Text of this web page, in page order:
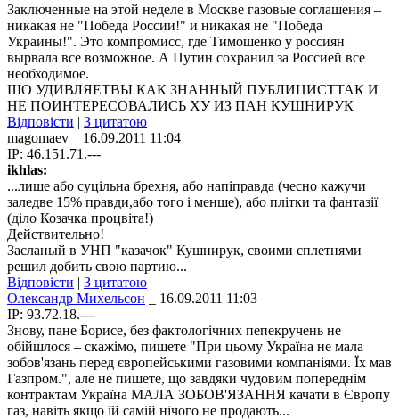
Заключенные на этой неделе в Москве газовые соглашения –
никакая не "Победа России!" и никакая не "Победа
Украины!". Это компромисс, где Тимошенко у россиян
вырвала все возможное. А Путин сохранил за Россией все
необходимое.
ШО УДИВЛЯЕТВЫ КАК ЗНАННЫЙ ПУБЛИЦИСТТАК И
НЕ ПОИНТЕРЕСОВАЛИСЬ ХУ ИЗ ПАН КУШНИРУК
Відповісти | З цитатою
magomaev _ 16.09.2011 11:04
IP: 46.151.71.---
ikhlas:
...лише або суцільна брехня, або напіправда (чесно кажучи
заледве 15% правди,або того і менше), або плітки та фантазії
(діло Козачка процвіта!)
Действительно!
Засланый в УНП "казачок" Кушнирук, своими сплетнями
решил добить свою партию...
Відповісти | З цитатою
Олександр Михельсон _ 16.09.2011 11:03
IP: 93.72.18.---
Знову, пане Борисе, без фактологічних пепекручень не
обійшлося – скажімо, пишете "При цьому Україна не мала
зобов'язань перед європейськими газовими компаніями. Їх мав
Газпром.", але не пишете, що завдяки чудовим попереднім
контрактам Україна МАЛА ЗОБОВ'ЯЗАННЯ качати в Європу
газ, навіть якщо їй самій нічого не продають...